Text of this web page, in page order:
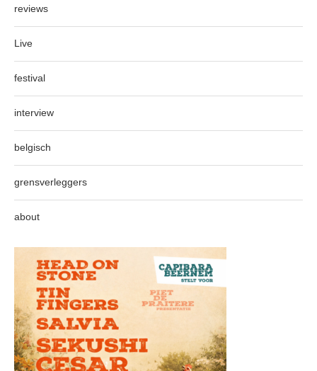
reviews
Live
festival
interview
belgisch
grensverleggers
about